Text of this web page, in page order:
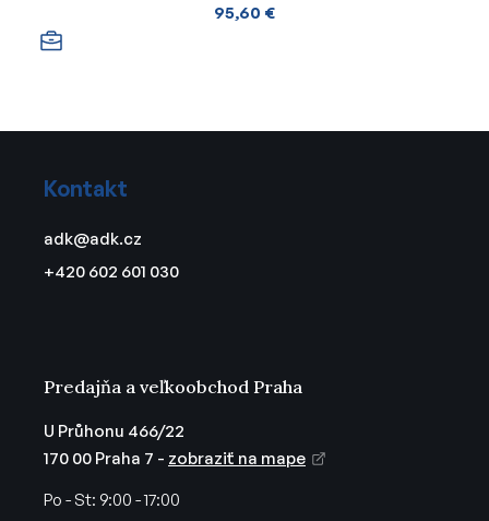
95,60 €
Kontakt
adk@adk.cz
+420 602 601 030
Predajňa a veľkoobchod Praha
U Průhonu 466/22
170 00 Praha 7 - zobraziť na mape
Po - St: 9:00 - 17:00